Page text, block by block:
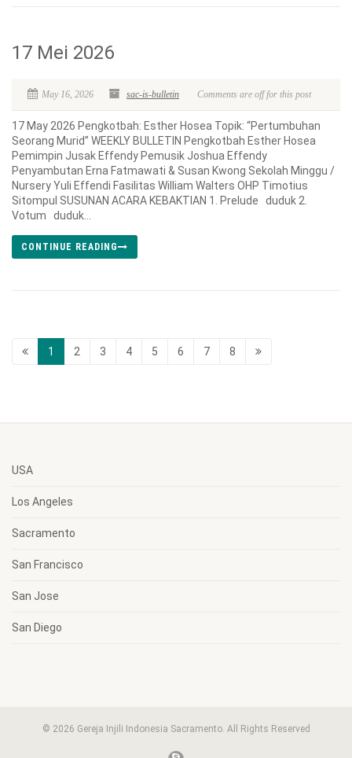
17 Mei 2026
May 16, 2026 sac-is-bulletin Comments are off for this post
17 May 2026 Pengkotbah: Esther Hosea Topik: “Pertumbuhan
Seorang Murid” WEEKLY BULLETIN Pengkotbah Esther Hosea
Pemimpin Jusak Effendy Pemusik Joshua Effendy
Penyambutan Erna Fatmawati & Susan Kwong Sekolah Minggu /
Nursery Yuli Effendi Fasilitas William Walters OHP Timotius
Sitompul SUSUNAN ACARA KEBAKTIAN 1. Prelude duduk 2.
Votum duduk...
CONTINUE READING
1 2 3 4 5 6 7 8
USA
Los Angeles
Sacramento
San Francisco
San Jose
San Diego
© 2026 Gereja Injili Indonesia Sacramento. All Rights Reserved